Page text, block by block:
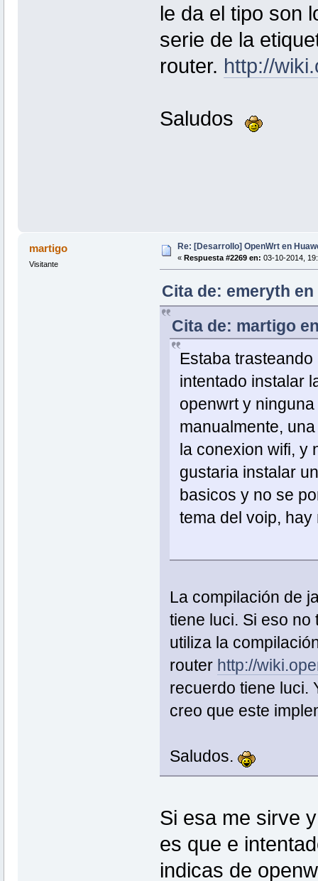
le da el tipo son
serie de la
router. http://
Saludos
martigo
Visitante
Re: [Desarrollo] OpenWrt en
« Respuesta #2269 en: 03-10-2014,
Cita de: emeryth en
Cita de: martigo
Estaba
intentado instalar
openwrt y
manualmente,
la conexion wifi, y
gustaria instalar
basicos y no se
tema del voip,
La compilación de
tiene luci. Si eso
utiliza la
router http://
recuerdo tiene luci.
creo que este
Saludos.
Si esa me sirve
es que e
indicas de